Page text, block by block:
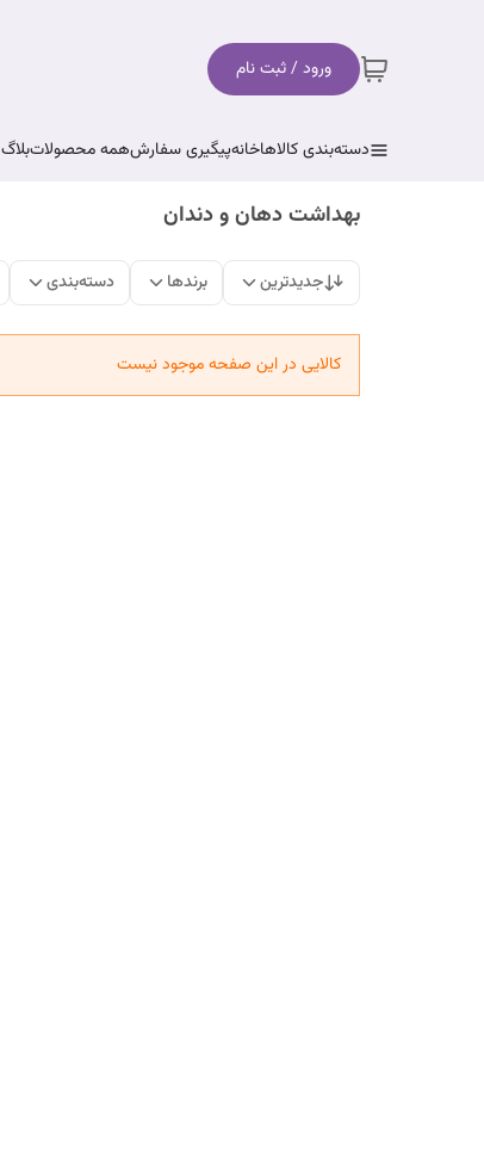
ورود / ثبت نام
دسته‌بندی کالاهاخانهپیگیری سفارشهمه محصولاتبلاگ
بهداشت دهان و دندان
جدیدترین برندها دسته‌بندی
کالایی در این صفحه موجود نیست